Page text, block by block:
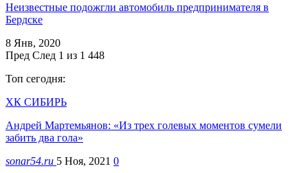
Неизвестные подожгли автомобиль предпринимателя в
Бердске
8 Янв, 2020
Пред След 1 из 1 448
Топ сегодня:
ХК СИБИРЬ
Андрей Мартемьянов: «Из трех голевых моментов сумели
забить два гола»
sonar54.ru 5 Ноя, 2021 0